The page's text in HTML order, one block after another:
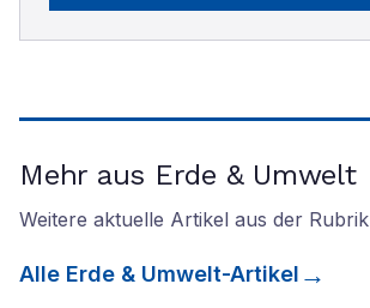
Mehr aus Erde & Umwelt
Weitere aktuelle Artikel aus der Rubrik
Alle Erde & Umwelt-Artikel